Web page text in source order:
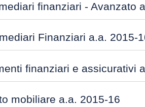
finanziari - Avanzato
Finanziari a.a. 2015-
finanziari e assicurativi
mobiliare a.a. 2015-16